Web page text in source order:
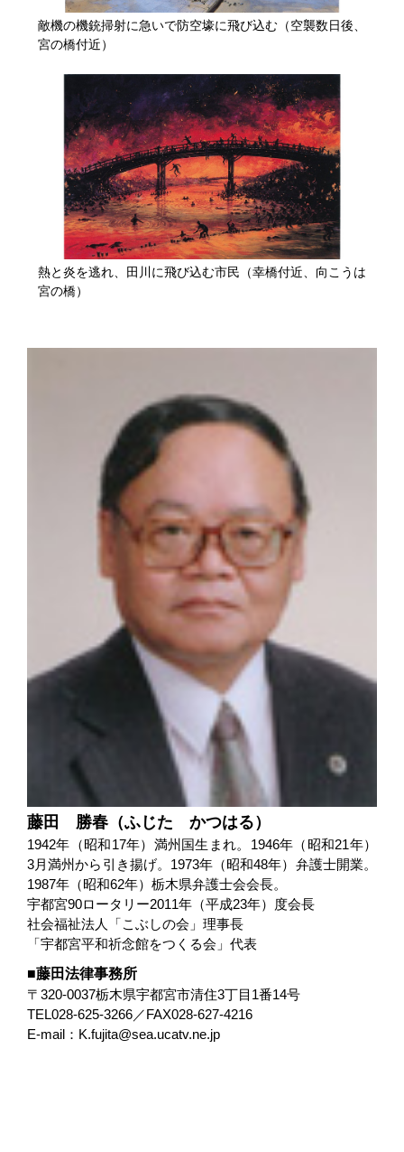
敵機の機銃掃射に急いで防空壕に飛び込む（空襲数日後、
宮の橋付近）
熱と炎を逃れ、田川に飛び込む市民（幸橋付近、向こうは
宮の橋）
藤田 勝春（ふじた かつはる）
1942年（昭和17年）満州国生まれ。1946年（昭和21年）
3月満州から引き揚げ。1973年（昭和48年）弁護士開業。
1987年（昭和62年）栃木県弁護士会会長。
宇都宮90ロータリー2011年（平成23年）度会長
社会福祉法人「こぶしの会」理事長
「宇都宮平和祈念館をつくる会」代表
藤田法律事務所
〒320-0037栃木県宇都宮市清住3丁目1番14号
TEL028-625-3266／FAX028-627-4216
E-mail：K.fujita@sea.ucatv.ne.jp